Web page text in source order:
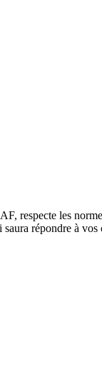
respecte les
répondre à